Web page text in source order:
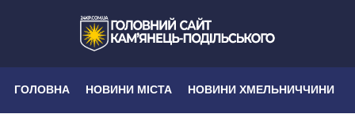
ГОЛОВНА НОВИНИ МІСТА НОВИНИ ХМЕЛЬНИЧЧИНИ